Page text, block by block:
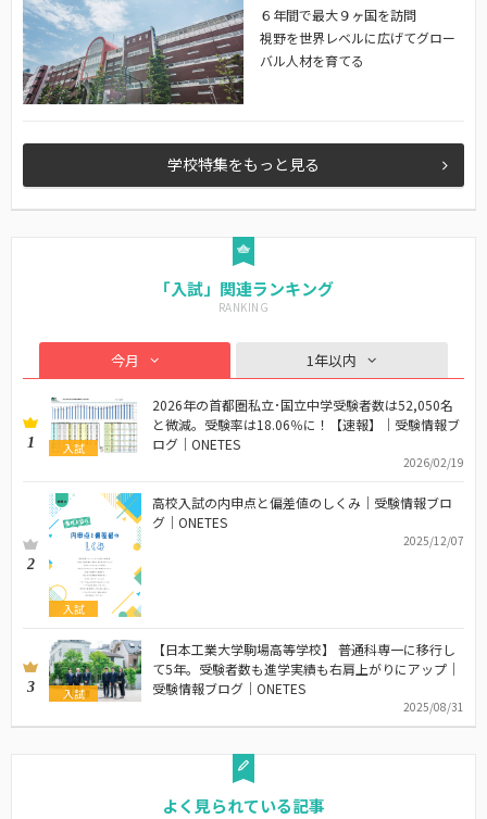
６年間で最大９ヶ国を訪問
視野を世界レベルに広げてグロー
バル人材を育てる
学校特集をもっと見る
「入試」関連ランキング
今月 1年以内
1 入試
2026年の首都圏私立･国立中学受験者数は52,050名
と微減。受験率は18.06％に！【速報】｜受験情報ブ
ログ｜ONETES
2026/02/19
2
入試
高校入試の内申点と偏差値のしくみ｜受験情報ブロ
グ｜ONETES
2025/12/07
3 入試
【日本工業大学駒場高等学校】 普通科専一に移行し
て5年。受験者数も進学実績も右肩上がりにアップ｜
受験情報ブログ｜ONETES
2025/08/31
よく見られている記事